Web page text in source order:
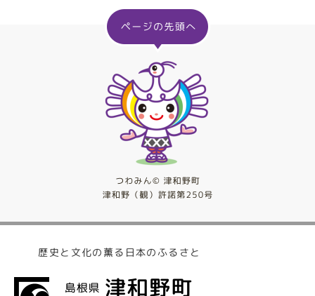
歴史と文化の薫る日本のふるさと